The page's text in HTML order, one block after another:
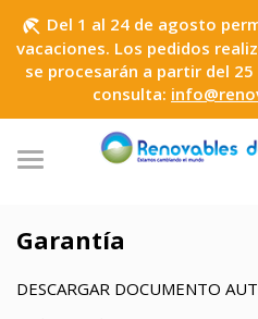
beach_access Del 1 al 24 de agosto
vacaciones. Los pedidos
se procesarán a partir del
consulta:
Garantía
DESCARGAR DOCUMENTO